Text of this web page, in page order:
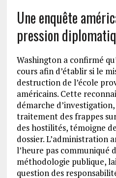
Une enquête
pression
Washington a confirmé
cours afin d’établir si le
destruction de l’école
américains. Cette
démarche
traitement des frappes
des hostilités, témoigne
dossier. L’administration
l’heure pas communiqué
méthodologie publique,
question des